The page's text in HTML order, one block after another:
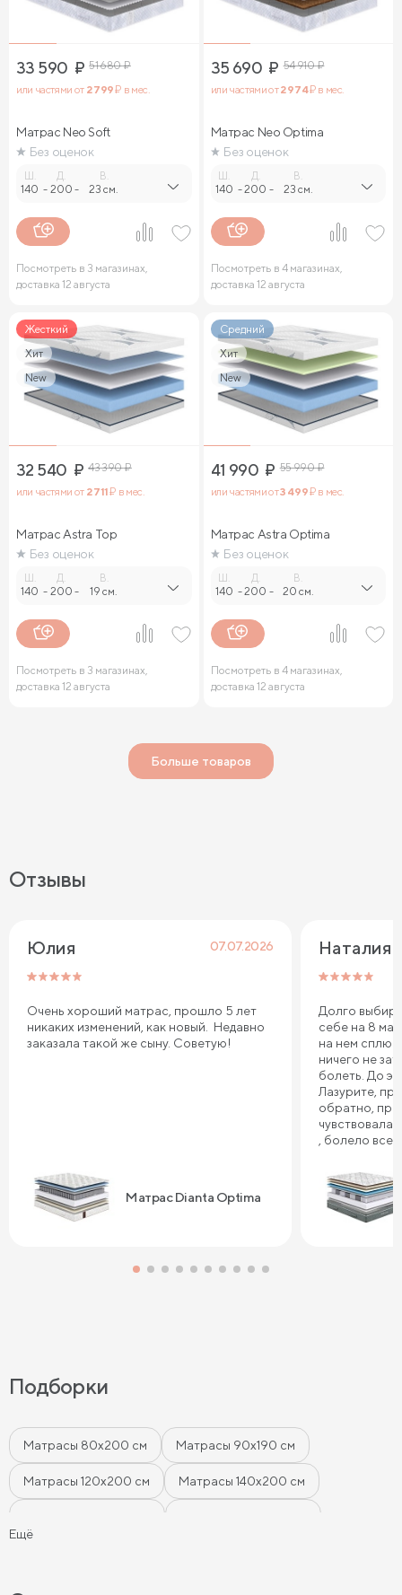
33 590 ₽ 51 680₽
или частями от 2 799₽ в мес.
Матрас Neo Soft
Без оценок
140 -
Д.
200 -
В.
23 см.
Посмотреть в 3 магазинах,
доставка 12 августа
35 690 ₽ 54 910₽
или частями от2 974₽ в мес.
Матрас Neo Optima
Без оценок
140 -
Д.
200 -
В.
23 см.
Посмотреть в 4 магазинах,
доставка 12 августа
Жесткий
Хит
New
32 540 ₽ 43 390₽
или частями от 2 711₽ в мес.
Матрас Astra Top
Без оценок
Ш.
140 -
Д.
200 -
В.
19 см.
Посмотреть в 3 магазинах,
доставка 12 августа
Средний
Хит
New
41 990 ₽ 55 990₽
или частями от3 499₽ в мес.
Матрас Astra Optima
Без оценок
Ш.
140 -
Д.
200 -
В.
20 см.
Посмотреть в 4 магазинах,
доставка 12 августа
Больше товаров
Отзывы
Юлия 07.07.2026
Очень хороший матрас, прошло 5 лет
никаких изменений, как новый. Недавно
заказала такой же сыну. Советую!
Матрас Dianta Optima
Наталия
Долго
себе на 8
на нем сплю.
ничего не
болеть. До
Лазурите,
обратно,
чувствовала
, болело все
Сонум к
дня .
Подборки
Матрасы 80х200 см Матрасы 90х190 см
Матрасы 120х200 см Матрасы 140х200 см
Ещё